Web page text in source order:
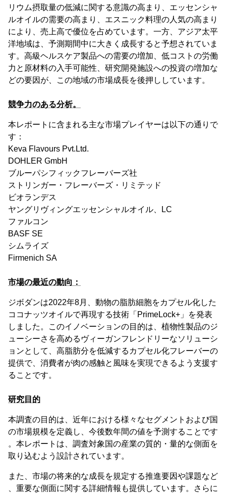
リウム摂取量の低減に関する意識の高まり、エッセンシャ
ルオイルの需要の高まり、エスニック料理の人気の高まり
により、売上高で優位を占めています。一方、アジア太平
洋地域は、予測期間中に大きく成長すると予想されていま
す。高級ヘルスケア製品への需要の増加、低コストの労働
力と原材料の入手可能性、研究開発施設への投資の増加な
どの要因が、この地域の市場成長を後押ししています。
競争力のある分析。
本レポートに含まれる主な市場プレイヤーは以下の通りで
す：
Keva Flavours Pvt.Ltd.
DOHLER GmbH
ブルーパシフィックフレーバーズ社
ストリンガー・フレーバーズ・リミテッド
ビオランデス
ヤングリヴィングエッセンシャルオイル、LC
ファルコン
BASF SE
シムライズ
Firmenich SA
市場の最近の動向：
ジボダンは2022年8月、動物の脂肪細胞をカプセル化した
ココナッツオイルで再現する技術「PrimeLock+」を発表
しました。このイノベーションの目的は、植物性製品のジ
ューシーさを高めるヴィーガンフレンドリーなソリューシ
ョンとして、高脂肪分を低減するカプセル化フレーバーの
提供で、消費者が肉の感触と風味を実現できるよう支援す
ることです。
研究目的
本調査の目的は、近年における様々なセグメントおよび国
の市場規模を定義し、今後数年間の値を予測することです
。本レポートは、調査対象国の産業の質的・量的な側面を
取り込むよう設計されています。
また、市場の将来的な成長を規定する推進要因や課題など
、重要な側面に関する詳細情報も提供しています。さらに